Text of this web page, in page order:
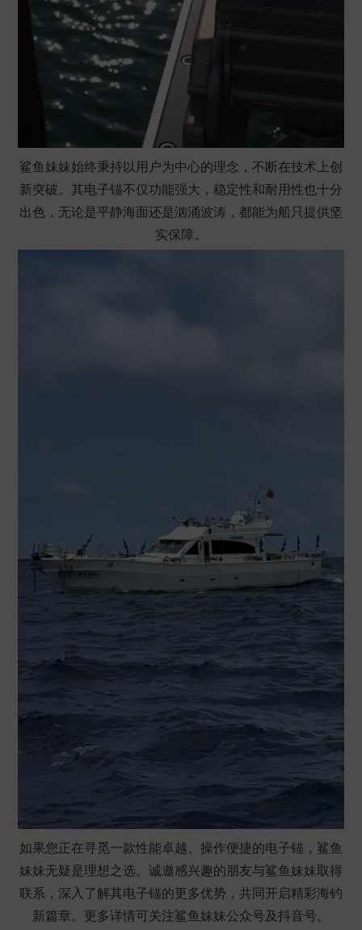
鲨鱼妹妹始终秉持以用户为中心的理念，不断在技术上创
新突破。其电子锚不仅功能强大，稳定性和耐用性也十分
出色，无论是平静海面还是汹涌波涛，都能为船只提供坚
实保障。
如果您正在寻觅一款性能卓越、操作便捷的电子锚 ，鲨鱼
妹妹无疑是理想之选。诚邀感兴趣的朋友与鲨鱼妹妹取得
联系，深入了解其电子锚的更多优势，共同开启精彩海钓
新篇章。更多详情可关注鲨鱼妹妹公众号及抖音号。